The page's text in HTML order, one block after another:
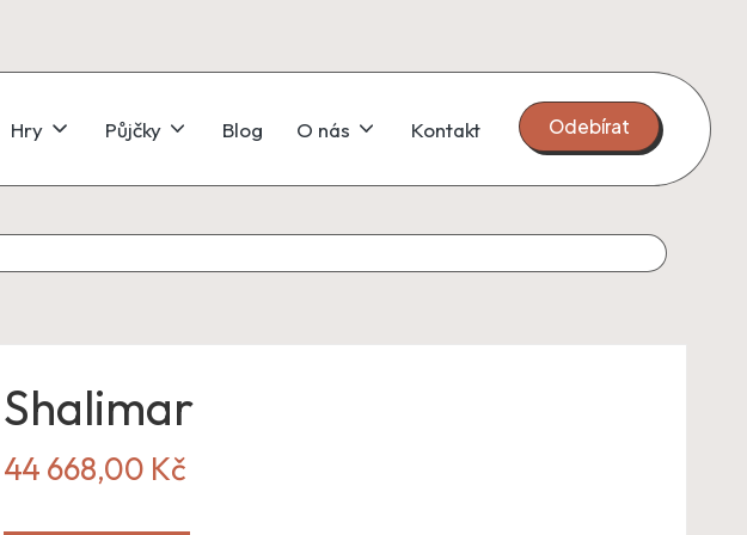
Hry Půjčky Blog O nás Kontakt Odebírat
Shalimar
44 668,00 Kč